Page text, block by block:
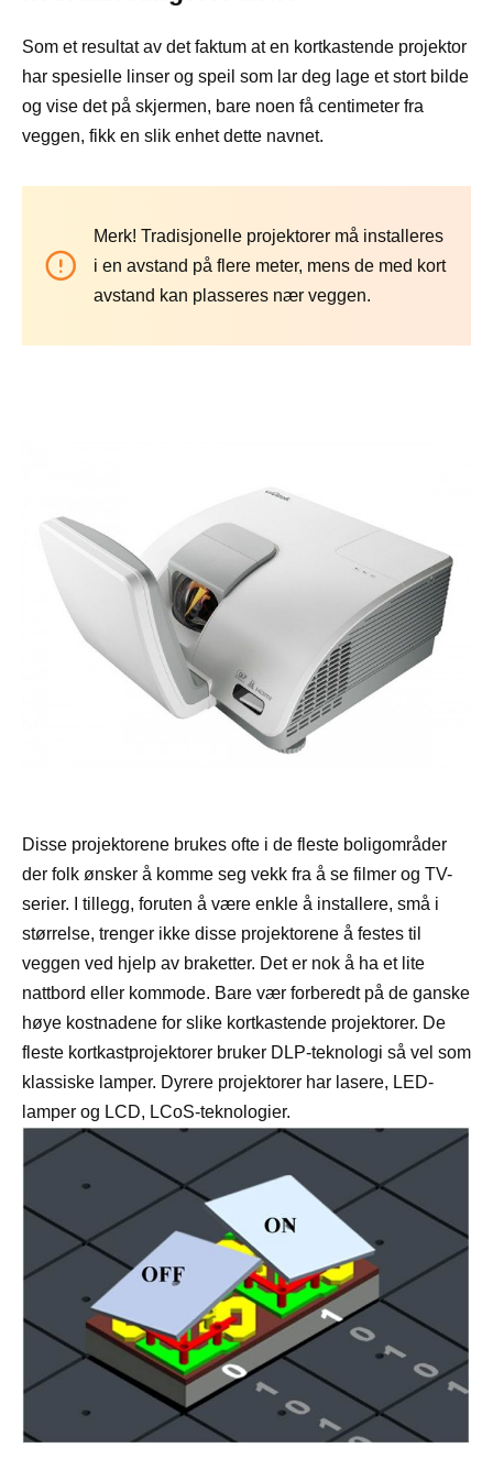
Som et resultat av det faktum at en kortkastende projektor
har spesielle linser og speil som lar deg lage et stort bilde
og vise det på skjermen, bare noen få centimeter fra
veggen, fikk en slik enhet dette navnet.
Merk! Tradisjonelle projektorer må installeres
i en avstand på flere meter, mens de med kort
avstand kan plasseres nær veggen.
Disse projektorene brukes ofte i de fleste boligområder
der folk ønsker å komme seg vekk fra å se filmer og TV-
serier. I tillegg, foruten å være enkle å installere, små i
størrelse, trenger ikke disse projektorene å festes til
veggen ved hjelp av braketter. Det er nok å ha et lite
nattbord eller kommode. Bare vær forberedt på de ganske
høye kostnadene for slike kortkastende projektorer. De
fleste kortkastprojektorer bruker DLP-teknologi så vel som
klassiske lamper. Dyrere projektorer har lasere, LED-
lamper og LCD, LCoS-teknologier.